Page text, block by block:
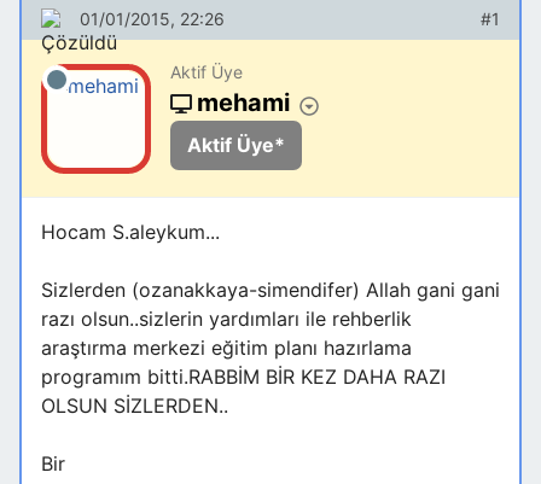
01/01/2015, 22:26 #1
Aktif Üye
mehami
Aktif Üye*
Hocam S.aleykum...
Sizlerden (ozanakkaya-simendifer) Allah gani gani
razı olsun..sizlerin yardımları ile rehberlik
araştırma merkezi eğitim planı hazırlama
programım bitti.RABBİM BİR KEZ DAHA RAZI
OLSUN SİZLERDEN..
Bir